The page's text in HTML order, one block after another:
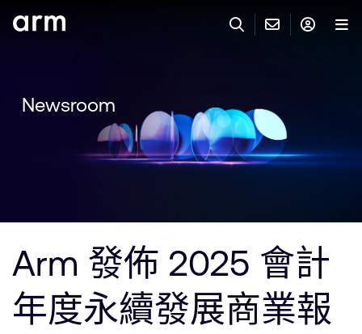
聯絡技術支援
IP 技術支援
Flexible Access 企業版
一般 IP 授權方案
其他事項
Arm Integrity Helpline
登入以存取您的 Arm 帳號。
開發者
支援與訓練
Newsroom
Arm 發佈 2025 會計
年度永續發展商業報